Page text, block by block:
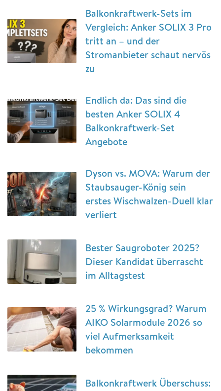
Balkonkraftwerk-Sets im
Vergleich: Anker SOLIX 3 Pro
tritt an – und der
Stromanbieter schaut nervös
zu
Endlich da: Das sind die
besten Anker SOLIX 4
Balkonkraftwerk-Set
Angebote
Dyson vs. MOVA: Warum der
Staubsauger-König sein
erstes Wischwalzen-Duell klar
verliert
Bester Saugroboter 2025?
Dieser Kandidat überrascht
im Alltagstest
25 % Wirkungsgrad? Warum
AIKO Solarmodule 2026 so
viel Aufmerksamkeit
bekommen
Balkonkraftwerk Überschuss: